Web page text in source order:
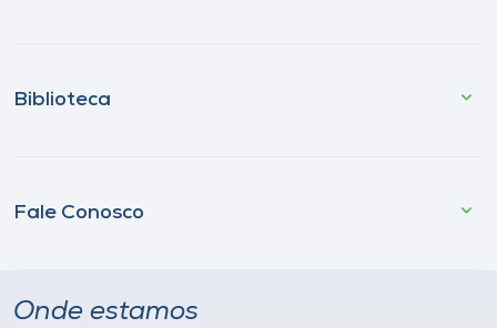
Biblioteca
Fale Conosco
Onde estamos